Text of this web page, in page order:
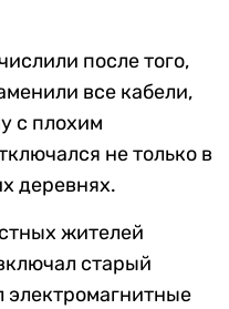
после того,
все кабели,
с плохим
не только в
деревнях.
жителей
старый
электромагнитные